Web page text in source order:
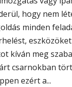
hogy nem
minden
kíván meg
csarnokban
ezért a...